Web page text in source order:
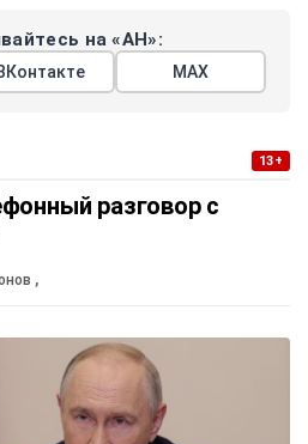
на «АН»:
МАХ
13+
разговор с
,